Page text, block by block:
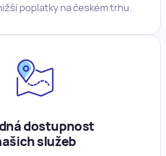
poplatky na českém trhu.
dostupnost
služeb